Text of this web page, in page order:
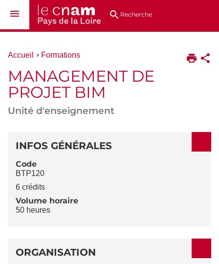
au
directsRecherche
Vous
ici :
Accueil Formations
MANAGEMENT DE
PROJET BIM
Unité d'enseignement
DÉTAILS
INFOS GÉNÉRALES
Code
BTP120
6 crédits
Volume horaire
50 heures
ORGANISATION